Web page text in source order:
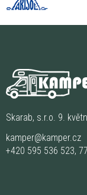
Skarab, s.r.o. 9.
kamper@kamper.cz
+420 595 536 523,